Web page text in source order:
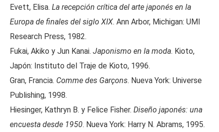
Evett, Elisa. La recepción crítica del arte japonés en la
Europa de finales del siglo XIX. Ann Arbor, Michigan: UMI
Research Press, 1982.
Fukai, Akiko y Jun Kanai. Japonismo en la moda. Kioto,
Japón: Instituto del Traje de Kioto, 1996.
Gran, Francia. Comme des Garçons. Nueva York: Universe
Publishing, 1998.
Hiesinger, Kathryn B. y Felice Fisher. Diseño japonés: una
encuesta desde 1950. Nueva York: Harry N. Abrams, 1995.